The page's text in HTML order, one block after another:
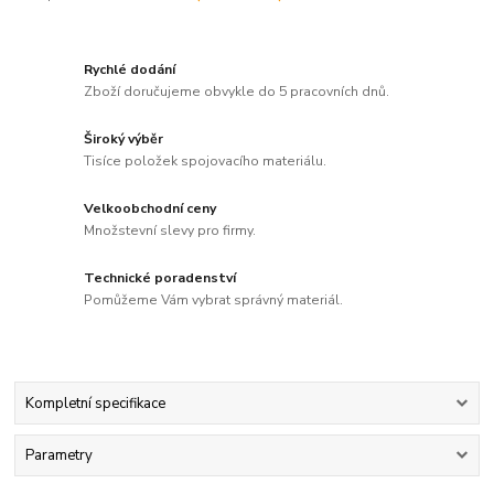
Rychlé dodání
Zboží doručujeme obvykle do 5 pracovních dnů.
Široký výběr
Tisíce položek spojovacího materiálu.
Velkoobchodní ceny
Množstevní slevy pro firmy.
Technické poradenství
Pomůžeme Vám vybrat správný materiál.
Kompletní specifikace
Parametry